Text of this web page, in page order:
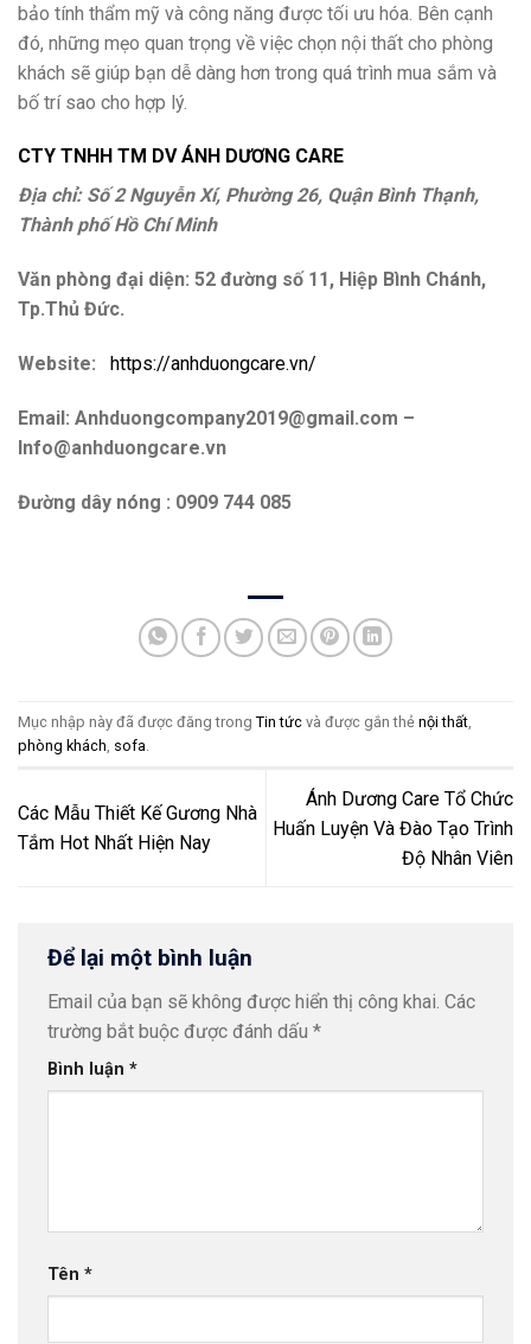
bảo tính thẩm mỹ và công năng được tối ưu hóa. Bên cạnh
đó, những mẹo quan trọng về việc chọn nội thất cho phòng
khách sẽ giúp bạn dễ dàng hơn trong quá trình mua sắm và
bố trí sao cho hợp lý.
CTY TNHH TM DV ÁNH DƯƠNG CARE
Địa chỉ: Số 2 Nguyễn Xí, Phường 26, Quận Bình Thạnh,
Thành phố Hồ Chí Minh
Văn phòng đại diện: 52 đường số 11, Hiệp Bình Chánh,
Tp.Thủ Đức.
Website: https://anhduongcare.vn/
Email: Anhduongcompany2019@gmail.com –
Info@anhduongcare.vn
Đường dây nóng : 0909 744 085
Mục nhập này đã được đăng trong Tin tức và được gắn thẻ nội thất
phòng khách sofa
Các Mẫu Thiết Kế Gương Nhà
Tắm Hot Nhất Hiện Nay
Ánh Dương Care Tổ Chức
Huấn Luyện Và Đào Tạo Trình
Độ Nhân Viên
Để lại một bình luận
Email của bạn sẽ không được hiển thị công khai. Các
trường bắt buộc được đánh dấu *
Bình luận *
Tên *